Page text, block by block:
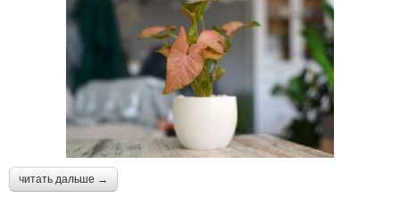
читать дальше →